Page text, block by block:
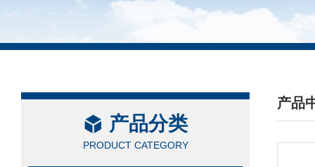
产品分类
PRODUCT CATEGORY
产品
/